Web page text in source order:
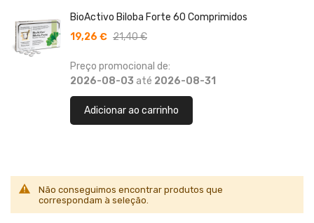
BioActivo Biloba Forte 60 Comprimidos
19,26 € 21,40 €
Preço promocional de:
2026-08-03 até 2026-08-31
Adicionar ao carrinho
Não conseguimos encontrar produtos que
correspondam à seleção.